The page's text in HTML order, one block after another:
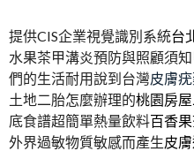
提供CIS企業視覺識別系統台
水果茶甲溝炎預防與照顧須知
們的生活耐用說到台灣皮膚
土地二胎怎麼辦理的桃園房
底食譜超簡單熱量飲料百香
外界過敏物質敏感而產生皮